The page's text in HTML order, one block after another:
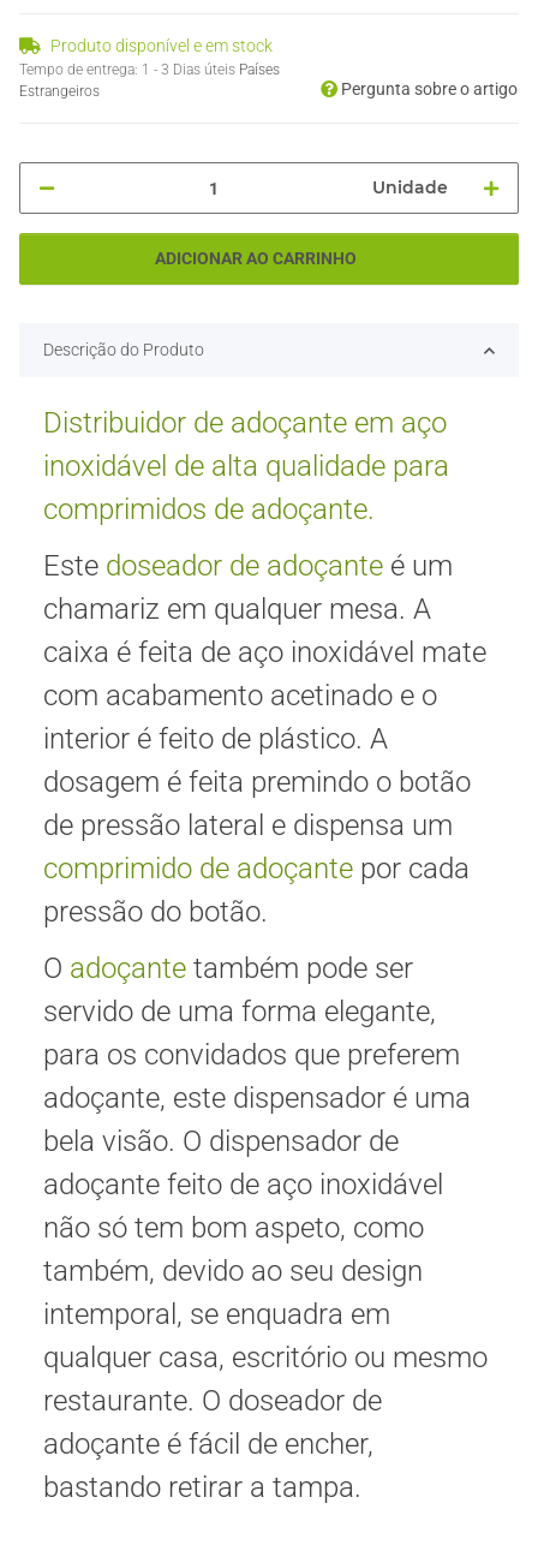
Produto disponível e em stock
Tempo de entrega: 1 - 3 Dias úteis Países
Estrangeiros
Pergunta sobre o artigo
Unidade
ADICIONAR AO CARRINHO
Descrição do Produto
Distribuidor de adoçante em aço
inoxidável de alta qualidade para
comprimidos de adoçante.
Este doseador de adoçante é um
chamariz em qualquer mesa. A
caixa é feita de aço inoxidável mate
com acabamento acetinado e o
interior é feito de plástico. A
dosagem é feita premindo o botão
de pressão lateral e dispensa um
comprimido de adoçante por cada
pressão do botão.
O adoçante também pode ser
servido de uma forma elegante,
para os convidados que preferem
adoçante, este dispensador é uma
bela visão. O dispensador de
adoçante feito de aço inoxidável
não só tem bom aspeto, como
também, devido ao seu design
intemporal, se enquadra em
qualquer casa, escritório ou mesmo
restaurante. O doseador de
adoçante é fácil de encher,
bastando retirar a tampa.